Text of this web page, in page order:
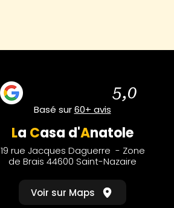
5,0
Basé sur60+ avis
La Casa d'Anatole
19 rue Jacques Daguerre - Zone
de Brais 44600 Saint-Nazaire
Voir sur Maps